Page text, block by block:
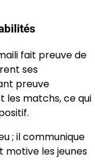
fait preuve de
ses
preuve
les matchs, ce qui
; il communique
motive les jeunes